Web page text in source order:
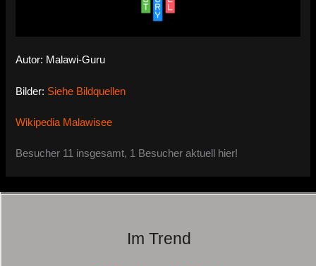
Autor: Malawi-Guru
Bilder: Siehe Bildquellen
Wikipedia Malawisee
Besucher 11 insgesamt, 1 Besucher aktuell hier!
Im Trend